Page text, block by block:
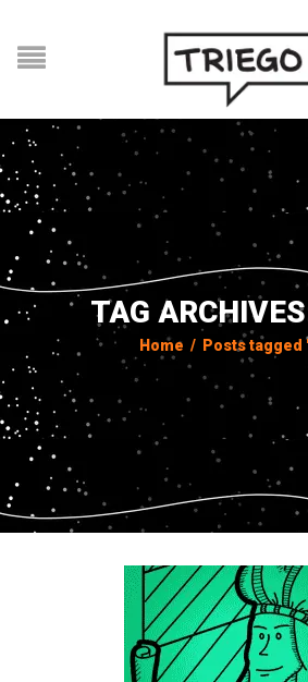
TAG
Home / Posts tagged